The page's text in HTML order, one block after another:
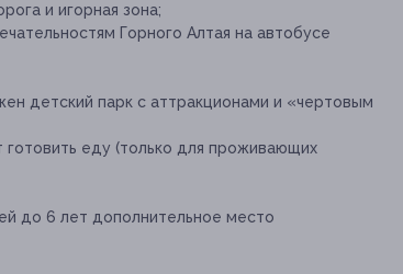
и игорная зона;
Горного Алтая на автобусе
детский парк с аттракционами и «чертовым
готовить еду (только для проживающих
до 6 лет дополнительное место